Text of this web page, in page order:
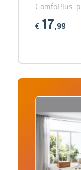
ComfoPlus-
€ 17,99